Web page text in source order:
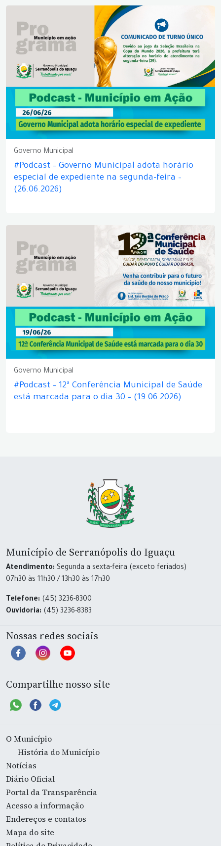
Governo Municipal
#Podcast – Governo Municipal adota horário
especial de expediente na segunda-feira –
(26.06.2026)
Governo Municipal
#Podcast – 12ª Conferência Municipal de Saúde
está marcada para o dia 30 – (19.06.2026)
Município de Serranópolis do Iguaçu
Atendimento: Segunda a sexta-feira (exceto feriados)
07h30 às 11h30 / 13h30 às 17h30
Telefone: (45) 3236-8300
Ouvidoria: (45) 3236-8383
Nossas redes sociais
Compartilhe nosso site
O Município
História do Município
Notícias
Diário Oficial
Portal da Transparência
Acesso a informação
Endereços e contatos
Mapa do site